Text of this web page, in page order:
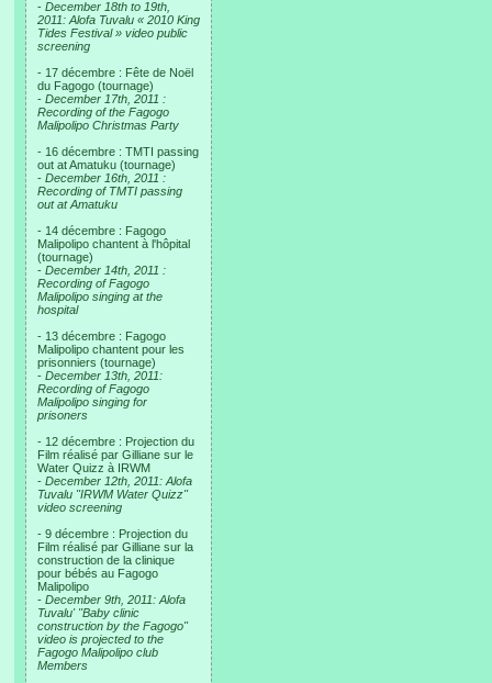
- December 18th to 19th,
2011: Alofa Tuvalu « 2010 King
Tides Festival » video public
screening
- 17 décembre : Fête de Noël
du Fagogo (tournage)
- December 17th, 2011 :
Recording of the Fagogo
Malipolipo Christmas Party
- 16 décembre : TMTI passing
out at Amatuku (tournage)
- December 16th, 2011 :
Recording of TMTI passing
out at Amatuku
- 14 décembre : Fagogo
Malipolipo chantent à l'hôpital
(tournage)
- December 14th, 2011 :
Recording of Fagogo
Malipolipo singing at the
hospital
- 13 décembre : Fagogo
Malipolipo chantent pour les
prisonniers (tournage)
- December 13th, 2011:
Recording of Fagogo
Malipolipo singing for
prisoners
- 12 décembre : Projection du
Film réalisé par Gilliane sur le
Water Quizz à IRWM
- December 12th, 2011: Alofa
Tuvalu "IRWM Water Quizz"
video screening
- 9 décembre : Projection du
Film réalisé par Gilliane sur la
construction de la clinique
pour bébés au Fagogo
Malipolipo
- December 9th, 2011: Alofa
Tuvalu' "Baby clinic
construction by the Fagogo"
video is projected to the
Fagogo Malipolipo club
Members